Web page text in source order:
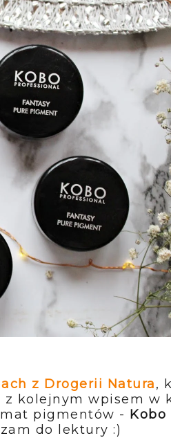
z Drogerii Natura,
z kolejnym wpisem w
pigmentów - Kobo
do lektury :)